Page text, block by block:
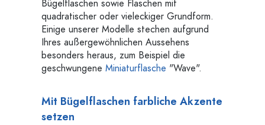
Bügelflaschen sowie Flaschen mit
quadratischer oder vieleckiger Grundform.
Einige unserer Modelle stechen aufgrund
Ihres außergewöhnlichen Aussehens
besonders heraus, zum Beispiel die
geschwungene Miniaturflasche "Wave".
Mit Bügelflaschen farbliche Akzente
setzen